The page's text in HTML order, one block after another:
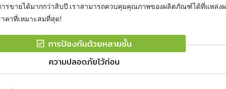
รขายได้มากกว่าสิบปี เราสามารถควบคุมคุณภาพของผลิตภัณฑ์ได้ที่แหล่ง
คาที่เหมาะสมที่สุด!
การป้องกันด้วยหลายชั้น
ความปลอดภัยไว้ก่อน